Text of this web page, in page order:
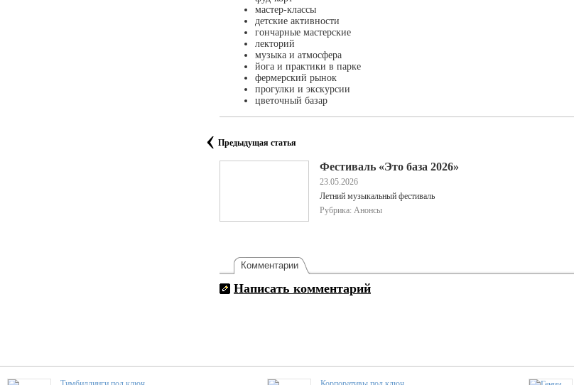
мастер-классы
детские активности
гончарные мастерские
лекторий
музыка и атмосфера
йога и практики в парке
фермерский рынок
прогулки и экскурсии
цветочный базар
‹ Предыдущая статья
Фестиваль «Это база 2026»
23.05.2026
Летний музыкальный фестиваль
Рубрика: Анонсы
Комментарии
Написать комментарий